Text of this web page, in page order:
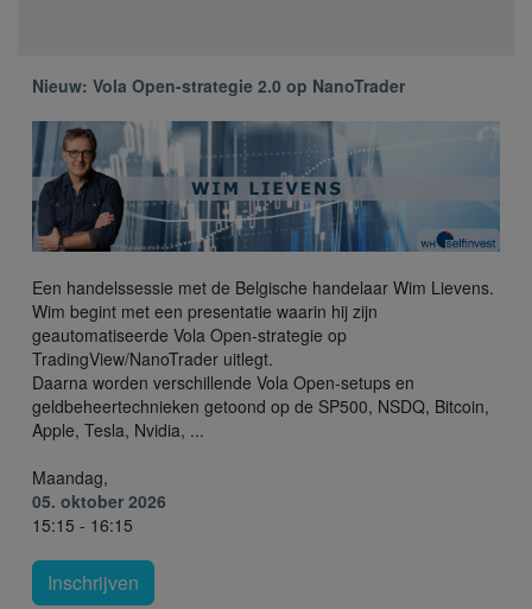
Nieuw: Vola Open-strategie 2.0 op NanoTrader
Een handelssessie met de Belgische handelaar Wim Lievens.
Wim begint met een presentatie waarin hij zijn
geautomatiseerde Vola Open-strategie op
TradingView/NanoTrader uitlegt.
Daarna worden verschillende Vola Open-setups en
geldbeheertechnieken getoond op de SP500, NSDQ, Bitcoin,
Apple, Tesla, Nvidia, ...
Maandag,
05. oktober 2026
15:15 - 16:15
Inschrijven